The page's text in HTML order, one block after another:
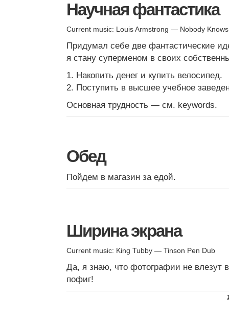
Научная фантастика
Current music: Louis Armstrong — Nobody Knows
Придумал себе две фантастические
я стану суперменом в своих
1. Накопить денег и купить велосипед.
2. Поступить в высшее учебное
Основная трудность — см. keywords.
Обед
Пойдем в магазин за едой.
Ширина экрана
Current music: King Tubby — Tinson Pen Dub
Да, я знаю, что фотографии не влезут
пофиг!